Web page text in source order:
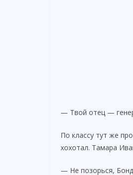
— Твой отец —
По классу тут же
хохотал. Тамара
— Не позорься,